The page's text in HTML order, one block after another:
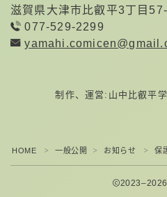
滋賀県大津市比叡平3丁目
077-529-2299
制作、運営:山中比叡平
HOME ＞ 一般公開 ＞ お知らせ ＞ 保